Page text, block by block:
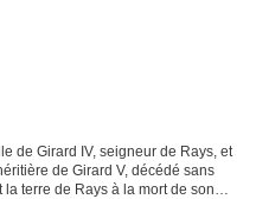
de Girard IV, seigneur de Rays, et
de Girard V, décédé sans
terre de Rays à la mort de son